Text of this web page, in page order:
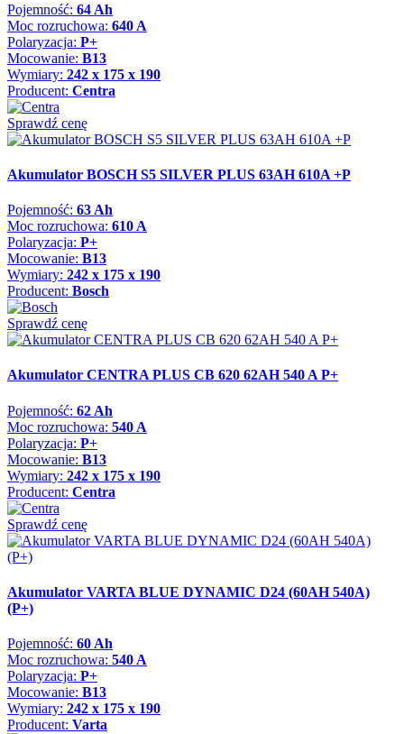
Pojemność: 64 Ah
Moc rozruchowa: 640 A
Polaryzacja: P+
Mocowanie: B13
Wymiary: 242 x 175 x 190
Producent: Centra
Sprawdź cenę
Akumulator BOSCH S5 SILVER PLUS 63AH 610A +P
Pojemność: 63 Ah
Moc rozruchowa: 610 A
Polaryzacja: P+
Mocowanie: B13
Wymiary: 242 x 175 x 190
Producent: Bosch
Sprawdź cenę
Akumulator CENTRA PLUS CB 620 62AH 540 A P+
Pojemność: 62 Ah
Moc rozruchowa: 540 A
Polaryzacja: P+
Mocowanie: B13
Wymiary: 242 x 175 x 190
Producent: Centra
Sprawdź cenę
Akumulator VARTA BLUE DYNAMIC D24 (60AH 540A)
(P+)
Pojemność: 60 Ah
Moc rozruchowa: 540 A
Polaryzacja: P+
Mocowanie: B13
Wymiary: 242 x 175 x 190
Producent: Varta